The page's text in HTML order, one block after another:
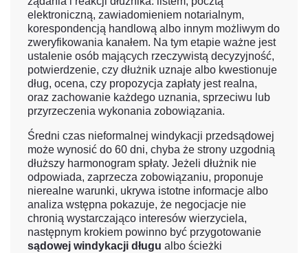
elektroniczną, zawiadomieniem notarialnym,
korespondencją handlową albo innym możliwym do
zweryfikowania kanałem. Na tym etapie ważne jest
ustalenie osób mających rzeczywistą decyzyjność,
potwierdzenie, czy dłużnik uznaje albo kwestionuje
dług, ocena, czy propozycja zapłaty jest realna,
oraz zachowanie każdego uznania, sprzeciwu lub
przyrzeczenia wykonania zobowiązania.
Średni czas nieformalnej windykacji przedsądowej
może wynosić do 60 dni, chyba że strony uzgodnią
dłuższy harmonogram spłaty. Jeżeli dłużnik nie
odpowiada, zaprzecza zobowiązaniu, proponuje
nierealne warunki, ukrywa istotne informacje albo
analiza wstępna pokazuje, że negocjacje nie
chronią wystarczająco interesów wierzyciela,
następnym krokiem powinno być przygotowanie
sądowej windykacji długu albo ścieżki